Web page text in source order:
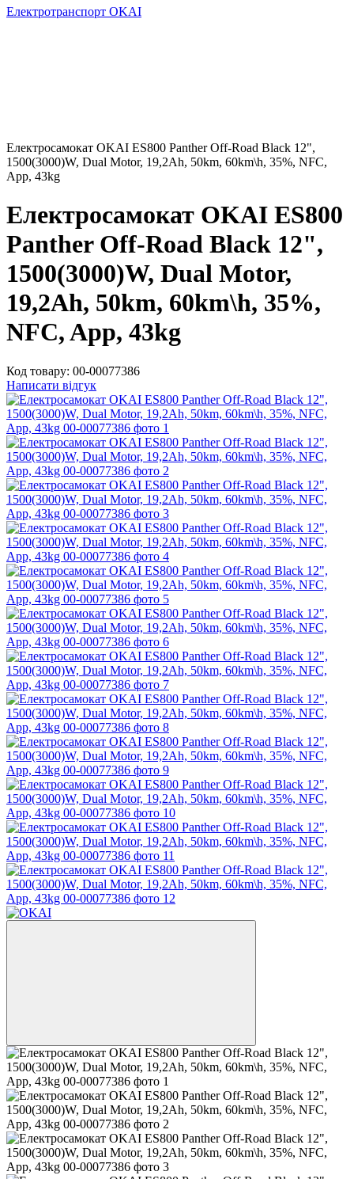
Електротранспорт OKAI
Електросамокат OKAI ES800 Panther Off-Road Black 12",
1500(3000)W, Dual Motor, 19,2Ah, 50km, 60km\h, 35%, NFC,
App, 43kg
Електросамокат OKAI ES800
Panther Off-Road Black 12",
1500(3000)W, Dual Motor,
19,2Ah, 50km, 60km\h, 35%,
NFC, App, 43kg
Код товару: 00-00077386
Написати відгук